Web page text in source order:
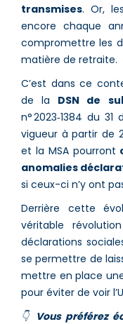
transmises. Or,
encore chaque
compromettre les
matière de retraite.
C’est dans ce
de la DSN de
n° 2023‑1384 du
vigueur à partir de
et la MSA pourront
anomalies
si ceux-ci n’y ont
Derrière cette
véritable
déclarations
se permettre de
mettre en place
pour éviter de voir
👇 Vous préférez